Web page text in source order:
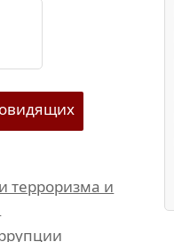
терроризма и